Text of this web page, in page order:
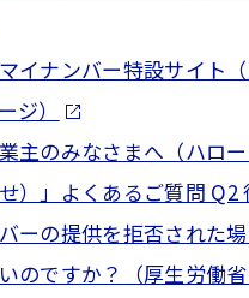
イナンバー特設サイト
ジ）
主のみなさまへ（ハロ
）」よくあるご質問 Q2
ーの提供を拒否された
のですか？（厚生労働